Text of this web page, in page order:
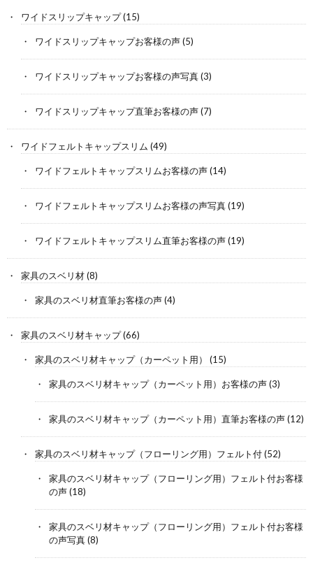
ワイドスリップキャップ(15)
ワイドスリップキャップお客様の声(5)
ワイドスリップキャップお客様の声写真(3)
ワイドスリップキャップ直筆お客様の声(7)
ワイドフェルトキャップスリム (49)
ワイドフェルトキャップスリムお客様の声(14)
ワイドフェルトキャップスリムお客様の声写真(19)
ワイドフェルトキャップスリム直筆お客様の声(19)
家具のスベリ材(8)
家具のスベリ材直筆お客様の声(4)
家具のスベリ材キャップ(66)
家具のスベリ材キャップ（カーペット用） (15)
家具のスベリ材キャップ（カーペット用）お客様の声(3)
家具のスベリ材キャップ（カーペット用）直筆お客様の声(12)
家具のスベリ材キャップ（フローリング用）フェルト付(52)
家具のスベリ材キャップ（フローリング用）フェルト付お客様
の声(18)
家具のスベリ材キャップ（フローリング用）フェルト付お客様
の声写真(8)